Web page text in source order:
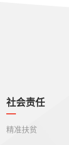
社会责任
精准扶贫